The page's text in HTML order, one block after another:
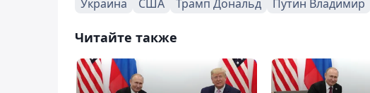
Украина США Трамп Дональд Путин Владимир
Читайте также